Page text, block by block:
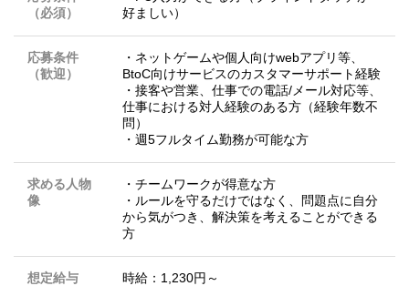
（必須）
好ましい）
応募条件
（歓迎）
・ネットゲームや個人向けwebアプリ等、
BtoC向けサービスのカスタマーサポート経験
・接客や営業、仕事での電話/メール対応等、
仕事における対人経験のある方（経験年数不
問）
・週5フルタイム勤務が可能な方
求める人物
像
・チームワークが得意な方
・ルールを守るだけではなく、問題点に自分
から気がつき、解決策を考えることができる
方
想定給与
時給：1,230円～